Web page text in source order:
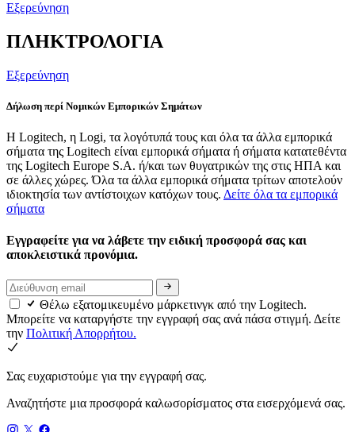
Εξερεύνηση
ΠΛΗΚΤΡΟΛΟΓΙΑ
Εξερεύνηση
Δήλωση περί Νομικών Εμπορικών Σημάτων
Η Logitech, η Logi, τα λογότυπά τους και όλα τα άλλα εμπορικά
σήματα της Logitech είναι εμπορικά σήματα ή σήματα κατατεθέντα
της Logitech Europe S.A. ή/και των θυγατρικών της στις ΗΠΑ και
σε άλλες χώρες. Όλα τα άλλα εμπορικά σήματα τρίτων αποτελούν
ιδιοκτησία των αντίστοιχων κατόχων τους. Δείτε όλα τα εμπορικά
σήματα
Εγγραφείτε για να λάβετε την ειδική προσφορά σας και
αποκλειστικά προνόμια.
Θέλω εξατομικευμένο μάρκετινγκ από την Logitech.
Μπορείτε να καταργήστε την εγγραφή σας ανά πάσα στιγμή. Δείτε
την Πολιτική Απορρήτου.
Σας ευχαριστούμε για την εγγραφή σας.
Αναζητήστε μια προσφορά καλωσορίσματος στα εισερχόμενά σας.